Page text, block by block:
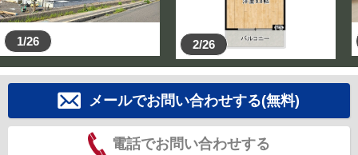
1/26 2/26
メールでお問い合わせする(無料)
電話でお問い合わせする